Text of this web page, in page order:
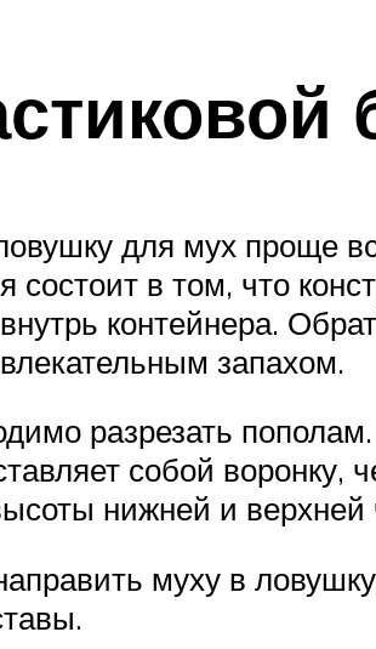
для мух проще
состоит в том, что
контейнера.
запахом.
разрезать
собой воронку,
нижней и верхней
муху в